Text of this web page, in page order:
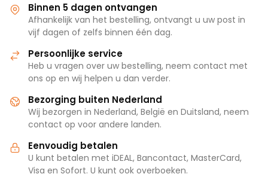
Binnen 5 dagen ontvangen
Afhankelijk van het bestelling, ontvangt u uw post in
vijf dagen of zelfs binnen één dag.
Persoonlijke service
Heb u vragen over uw bestelling, neem contact met
ons op en wij helpen u dan verder.
Bezorging buiten Nederland
Wij bezorgen in Nederland, België en Duitsland, neem
contact op voor andere landen.
Eenvoudig betalen
U kunt betalen met iDEAL, Bancontact, MasterCard,
Visa en Sofort. U kunt ook overboeken.